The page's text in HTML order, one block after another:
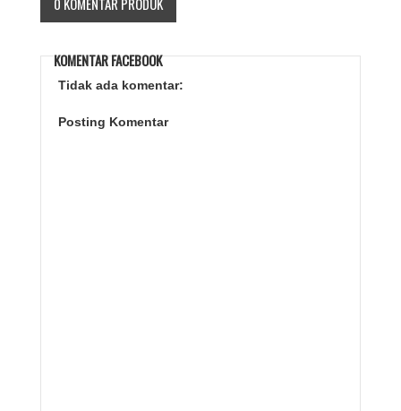
KOMENTAR FACEBOOK
Tidak ada komentar:
Posting Komentar